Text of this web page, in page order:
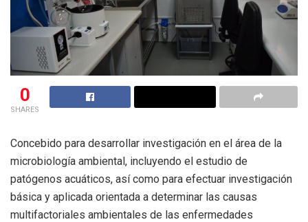
0
SHARES
Concebido para desarrollar investigación en el área de la
microbiología ambiental, incluyendo el estudio de
patógenos acuáticos, así como para efectuar investigación
básica y aplicada orientada a determinar las causas
multifactoriales ambientales de las enfermedades